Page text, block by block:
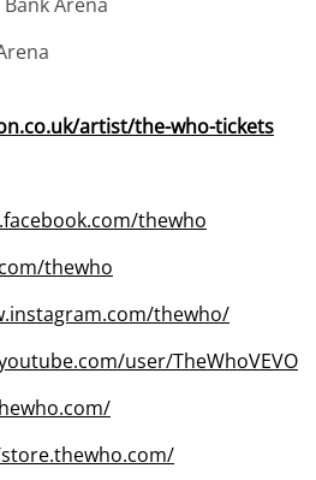
artist/the-who-tickets
thewho
thewho
thewho/
user/TheWhoVEVO